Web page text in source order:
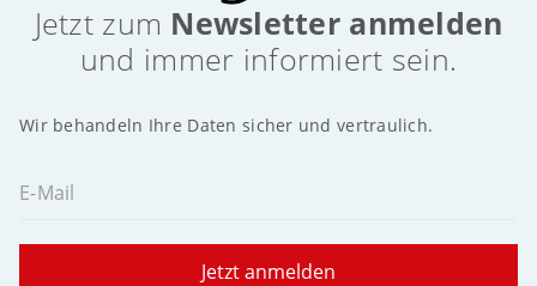
Jetzt zum Newsletter anmelden
und immer informiert sein.
Wir behandeln Ihre Daten sicher und vertraulich.
E-Mail
Jetzt anmelden